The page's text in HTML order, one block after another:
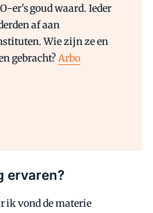
er's goud waard. Ieder
af aan
Wie zijn ze en
gebracht?Arbo
ervaren?
ik vond de materie